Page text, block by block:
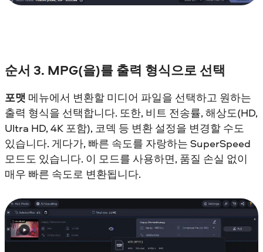
순서 3. MPG(을)를 출력 형식으로 선택
포맷 메뉴에서 변환할 미디어 파일을 선택하고 원하는
출력 형식을 선택합니다. 또한, 비트 전송률, 해상도(HD,
Ultra HD, 4K 포함), 코덱 등 변환 설정을 변경할 수도
있습니다. 게다가, 빠른 속도를 자랑하는 SuperSpeed
모드도 있습니다. 이 모드를 사용하면, 품질 손실 없이
매우 빠른 속도로 변환됩니다.